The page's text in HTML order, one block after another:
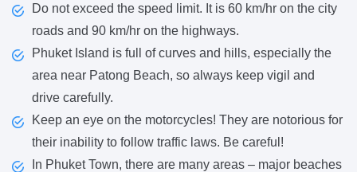
Do not exceed the speed limit. It is 60 km/hr on the city
roads and 90 km/hr on the highways.
Phuket Island is full of curves and hills, especially the
area near Patong Beach, so always keep vigil and
drive carefully.
Keep an eye on the motorcycles! They are notorious for
their inability to follow traffic laws. Be careful!
In Phuket Town, there are many areas – major beaches